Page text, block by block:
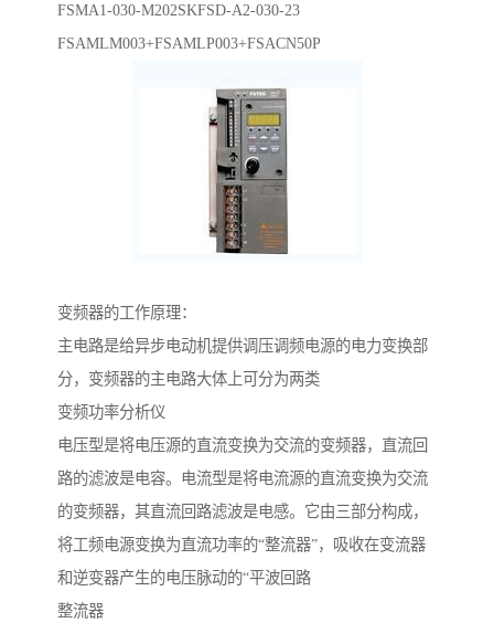
FSMA1-030-M202SKFSD-A2-030-23
FSAMLM003+FSAMLP003+FSACN50P
变频器的工作原理：
主电路是给异步电动机提供调压调频电源的电力变换部
分，变频器的主电路大体上可分为两类
变频功率分析仪
电压型是将电压源的直流变换为交流的变频器，直流回
路的滤波是电容。电流型是将电流源的直流变换为交流
的变频器，其直流回路滤波是电感。它由三部分构成，
将工频电源变换为直流功率的“整流器”，吸收在变流器
和逆变器产生的电压脉动的“平波回路
整流器